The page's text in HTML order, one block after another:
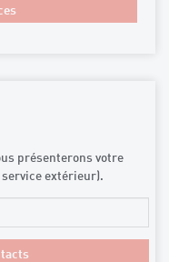
présenterons votre
extérieur).